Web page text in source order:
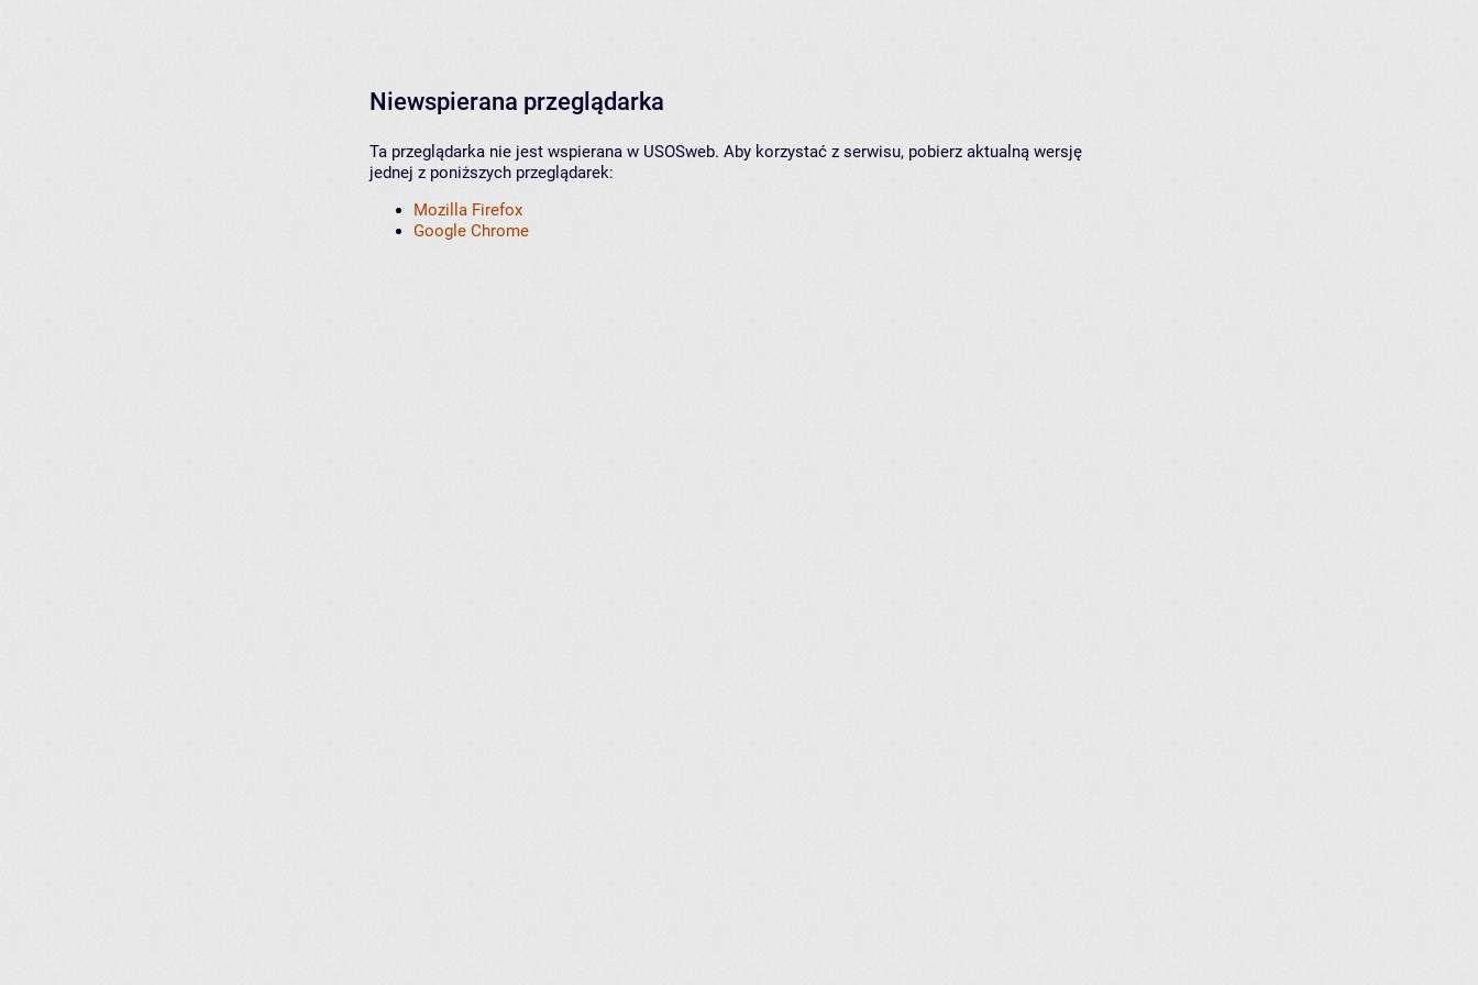
Niewspierana przeglądarka
Ta przeglądarka nie jest wspierana w USOSweb. Aby korzystać z serwisu, pobierz aktualną wersję
jednej z poniższych przeglądarek:
Mozilla Firefox
Google Chrome